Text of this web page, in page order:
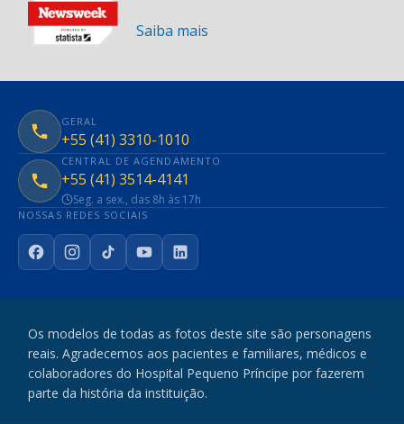
Saiba mais
GERAL
+55 (41) 3310-1010
CENTRAL DE AGENDAMENTO
+55 (41) 3514-4141
Seg. a sex., das 8h às 17h
NOSSAS REDES SOCIAIS
FacebookInstagram
TikTokYouTubeLinkedIn
Os modelos de todas as fotos deste site são personagens
reais. Agradecemos aos pacientes e familiares, médicos e
colaboradores do Hospital Pequeno Príncipe por fazerem
parte da história da instituição.